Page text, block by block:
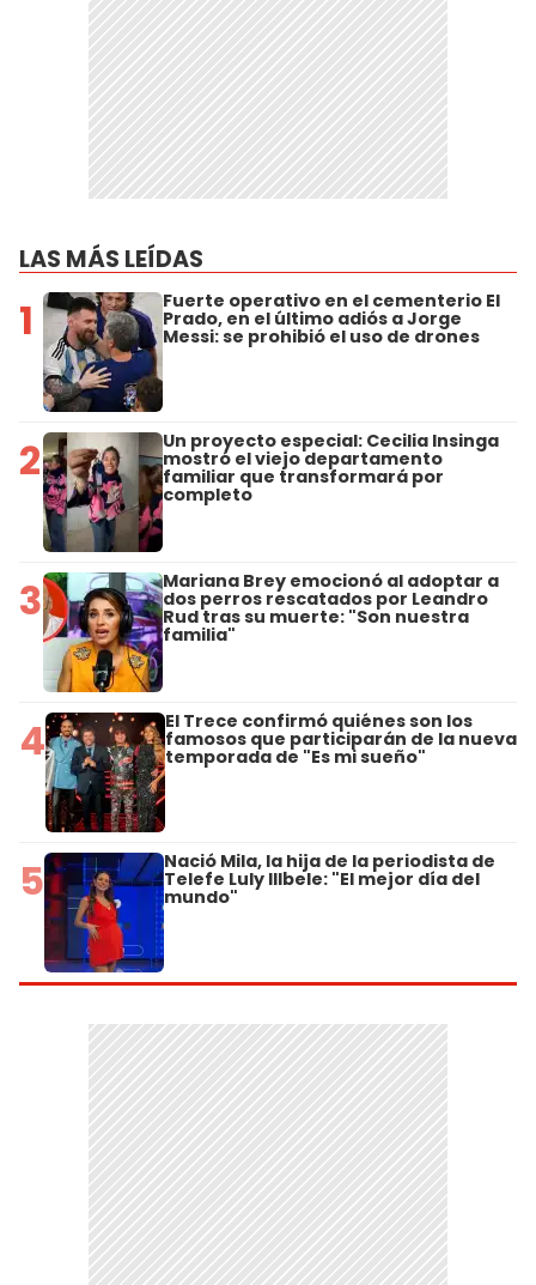
LAS MÁS LEÍDAS
1 Fuerte operativo en el cementerio El
Prado, en el último adiós a Jorge
Messi: se prohibió el uso de drones
2 Un proyecto especial: Cecilia Insinga
mostró el viejo departamento
familiar que transformará por
completo
3 Mariana Brey emocionó al adoptar a
dos perros rescatados por Leandro
Rud tras su muerte: "Son nuestra
familia"
4 El Trece confirmó quiénes son los
famosos que participarán de la nueva
temporada de "Es mi sueño"
5 Nació Mila, la hija de la periodista de
Telefe Luly Illbele: "El mejor día del
mundo"